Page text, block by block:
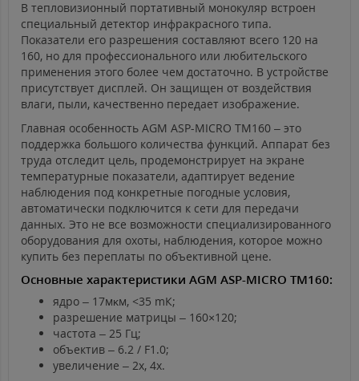
В тепловизионный портативный монокуляр встроен
специальный детектор инфракрасного типа.
Показатели его разрешения составляют всего 120 на
160, но для профессионального или любительского
применения этого более чем достаточно. В устройстве
присутствует дисплей. Он защищен от воздействия
влаги, пыли, качественно передает изображение.
Главная особенность AGM ASP-MICRO TM160 – это
поддержка большого количества функций. Аппарат без
труда отследит цель, продемонстрирует на экране
температурные показатели, адаптирует ведение
наблюдения под конкретные погодные условия,
автоматически подключится к сети для передачи
данных. Это не все возможности специализированного
оборудования для охоты, наблюдения, которое можно
купить без переплаты по объективной цене.
Основные характеристики AGM ASP-MICRO TM160:
ядро – 17мĸм, <35 mК;
разрешение матрицы – 160×120;
частота – 25 Гц;
объектив – 6.2 / F1.0;
увеличение – 2х, 4х.